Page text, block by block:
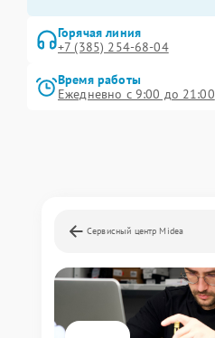
Горячая линия
+7 (385) 254-68-04
Время работы
Ежедневно с 9:00 до 21:00
Сервисный центр Midea